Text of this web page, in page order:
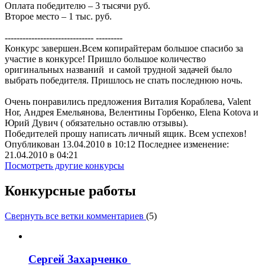
Оплата победителю – 3 тысячи руб.
Второе место – 1 тыс. руб.
------------------------------ ---------
Конкурс завершен.Всем копирайтерам большое спасибо за
участие в конкурсе! Пришло большое количество
оригинальных названий и самой трудной задачей было
выбрать победителя. Пришлось не спать последнюю ночь.
Очень понравились предложения Виталия Кораблева, Valent
Hor, Андрея Емельянова, Велентины Горбенко, Elena Kotova и
Юрий Дувич ( обязательно оставлю отзывы).
Победителей прошу написать личный ящик. Всем успехов!
Опубликован 13.04.2010 в 10:12 Последнее изменение:
21.04.2010 в 04:21
Посмотреть другие конкурсы
Конкурсные работы
Свернуть все ветки комментариев (5)
Сергей Захарченко